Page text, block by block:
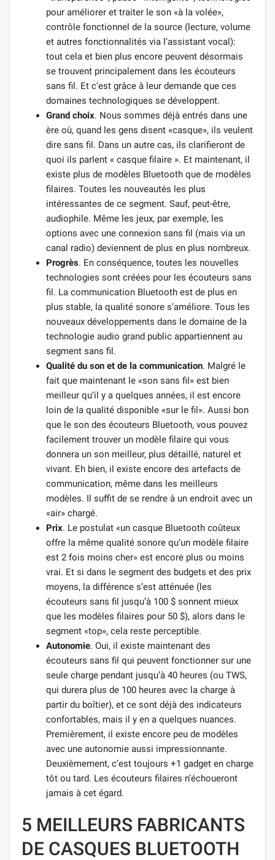
pour améliorer et traiter le son «à la volée»,
contrôle fonctionnel de la source (lecture, volume
et autres fonctionnalités via l’assistant vocal):
tout cela et bien plus encore peuvent désormais
se trouvent principalement dans les écouteurs
sans fil. Et c’est grâce à leur demande que ces
domaines technologiques se développent.
Grand choix. Nous sommes déjà entrés dans une
ère où, quand les gens disent «casque», ils veulent
dire sans fil. Dans un autre cas, ils clarifieront de
quoi ils parlent « casque filaire ». Et maintenant, il
existe plus de modèles Bluetooth que de modèles
filaires. Toutes les nouveautés les plus
intéressantes de ce segment. Sauf, peut-être,
audiophile. Même les jeux, par exemple, les
options avec une connexion sans fil (mais via un
canal radio) deviennent de plus en plus nombreux.
Progrès. En conséquence, toutes les nouvelles
technologies sont créées pour les écouteurs sans
fil. La communication Bluetooth est de plus en
plus stable, la qualité sonore s’améliore. Tous les
nouveaux développements dans le domaine de la
technologie audio grand public appartiennent au
segment sans fil.
Qualité du son et de la communication. Malgré le
fait que maintenant le «son sans fil» est bien
meilleur qu’il y a quelques années, il est encore
loin de la qualité disponible «sur le fil». Aussi bon
que le son des écouteurs Bluetooth, vous pouvez
facilement trouver un modèle filaire qui vous
donnera un son meilleur, plus détaillé, naturel et
vivant. Eh bien, il existe encore des artefacts de
communication, même dans les meilleurs
modèles. Il suffit de se rendre à un endroit avec un
«air» chargé.
Prix. Le postulat «un casque Bluetooth coûteux
offre la même qualité sonore qu’un modèle filaire
est 2 fois moins cher» est encore plus ou moins
vrai. Et si dans le segment des budgets et des prix
moyens, la différence s’est atténuée (les
écouteurs sans fil jusqu’à 100 $ sonnent mieux
que les modèles filaires pour 50 $), alors dans le
segment «top», cela reste perceptible.
Autonomie. Oui, il existe maintenant des
écouteurs sans fil qui peuvent fonctionner sur une
seule charge pendant jusqu’à 40 heures (ou TWS,
qui durera plus de 100 heures avec la charge à
partir du boîtier), et ce sont déjà des indicateurs
confortables, mais il y en a quelques nuances.
Premièrement, il existe encore peu de modèles
avec une autonomie aussi impressionnante.
Deuxièmement, c’est toujours +1 gadget en charge
tôt ou tard. Les écouteurs filaires n’échoueront
jamais à cet égard.
5 MEILLEURS FABRICANTS
DE CASQUES BLUETOOTH